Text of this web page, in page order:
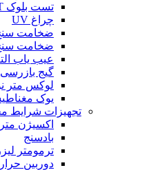
تست بلوک VT
چراغ UV
ضخامت
ضخامت سنج
عیب یاب
گیج
لوکس متر
یوک
تجهیزات شرایط
اکسیژن متر
بادسنج
ترمومتر
دوربین